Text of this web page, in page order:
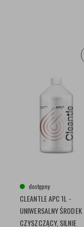
dostępny
CLEANTLE APC 1L -
UNIWERSALNY ŚRODEK
CZYSZCZĄCY, SILNIE